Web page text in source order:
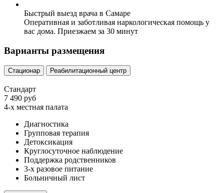
Быстрый выезд врача в Самаре
Оперативная и заботливая наркологическая помощь у
вас дома. Приезжаем за 30 минут
Варианты размещения
Стационар Реабилитационный центр
Стандарт
7 490 руб
4-х местная палата
Диагностика
Групповая терапия
Детоксикация
Круглосуточное наблюдение
Поддержка родственников
3-х разовое питание
Больничный лист